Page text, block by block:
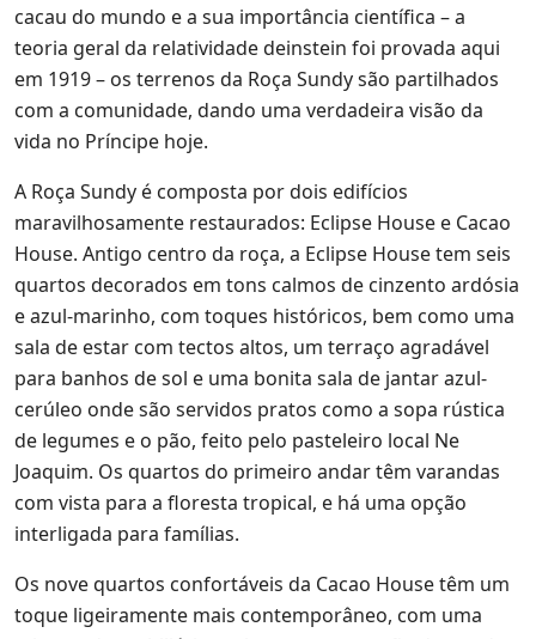
cacau do mundo e a sua importância científica – a
teoria geral da relatividade deinstein foi provada aqui
em 1919 – os terrenos da Roça Sundy são partilhados
com a comunidade, dando uma verdadeira visão da
vida no Príncipe hoje.
A Roça Sundy é composta por dois edifícios
maravilhosamente restaurados: Eclipse House e Cacao
House. Antigo centro da roça, a Eclipse House tem seis
quartos decorados em tons calmos de cinzento ardósia
e azul-marinho, com toques históricos, bem como uma
sala de estar com tectos altos, um terraço agradável
para banhos de sol e uma bonita sala de jantar azul-
cerúleo onde são servidos pratos como a sopa rústica
de legumes e o pão, feito pelo pasteleiro local Ne
Joaquim. Os quartos do primeiro andar têm varandas
com vista para a floresta tropical, e há uma opção
interligada para famílias.
Os nove quartos confortáveis da Cacao House têm um
toque ligeiramente mais contemporâneo, com uma